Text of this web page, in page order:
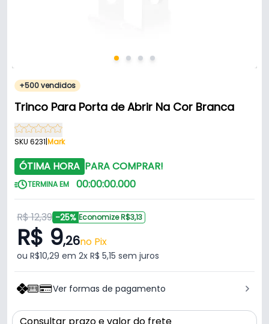
+500 vendidos
Trinco Para Porta de Abrir Na Cor Branca
SKU 6231|Mark
ÓTIMA HORA PARA COMPRAR!
TERMINA EM 00:00:00.000
R$ 12,39 -25% Economize R$3,13
R$ 9,26no Pix
ou R$10,29 em 2x R$ 5,15 sem juros
Ver formas de pagamento